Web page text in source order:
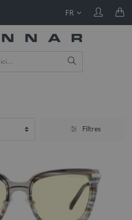
FR
Filtres